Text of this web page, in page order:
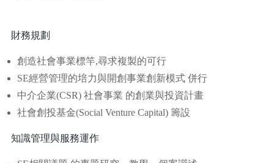
財務規劃
創造社會事業標竿,尋求複製的可行
SE經營管理的培力與開創事業創新模式 併行
中介企業(CSR) 社會事業 的創業與投資計畫
社會創投基金(Social Venture Capital) 籌設
知識管理與服務運作